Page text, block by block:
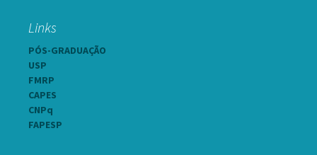
Links
PÓS-GRADUAÇÃO
USP
FMRP
CAPES
CNPq
FAPESP